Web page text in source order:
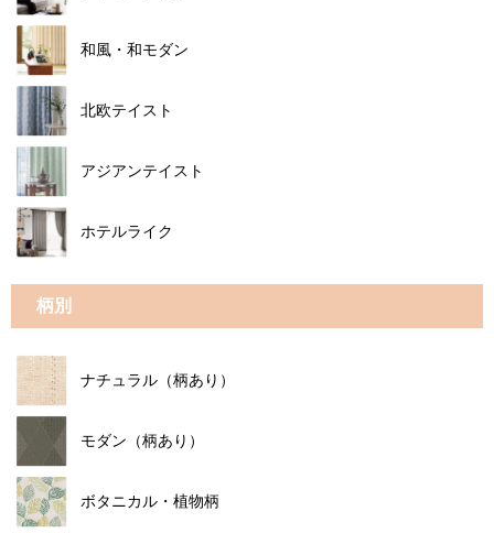
和風・和モダン
北欧テイスト
アジアンテイスト
ホテルライク
柄別
ナチュラル（柄あり）
モダン（柄あり）
ボタニカル・植物柄